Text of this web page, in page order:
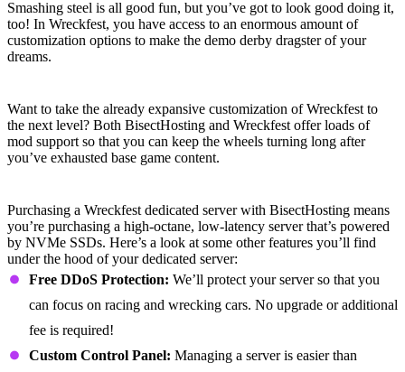
Smashing steel is all good fun, but you’ve got to look good doing it,
too! In Wreckfest, you have access to an enormous amount of
customization options to make the demo derby dragster of your
dreams.
Want to take the already expansive customization of Wreckfest to
the next level? Both BisectHosting and Wreckfest offer loads of
mod support so that you can keep the wheels turning long after
you’ve exhausted base game content.
Purchasing a Wreckfest dedicated server with BisectHosting means
you’re purchasing a high-octane, low-latency server that’s powered
by NVMe SSDs. Here’s a look at some other features you’ll find
under the hood of your dedicated server:
Free DDoS Protection: We’ll protect your server so that you
can focus on racing and wrecking cars. No upgrade or additional
fee is required!
Custom Control Panel: Managing a server is easier than